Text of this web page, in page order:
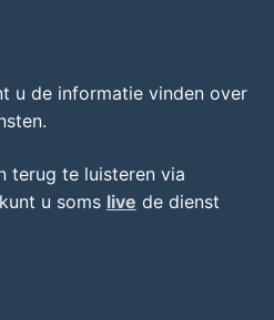
u de informatie vinden over
terug te luisteren via
u soms live de dienst